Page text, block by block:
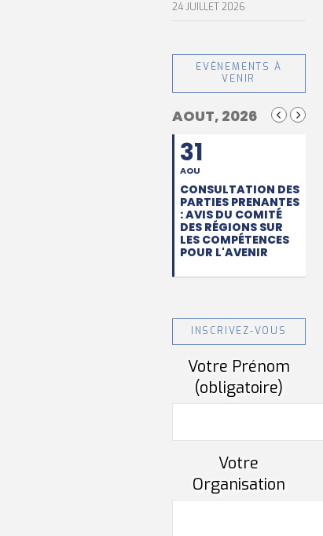
24 JUILLET 2026
EVÈNEMENTS À
VENIR
AOUT, 2026
31
AOU
CONSULTATION DES
PARTIES PRENANTES
: AVIS DU COMITÉ
DES RÉGIONS SUR
LES COMPÉTENCES
POUR L'AVENIR
INSCRIVEZ-VOUS
Votre Prénom
(obligatoire)
Votre
Organisation